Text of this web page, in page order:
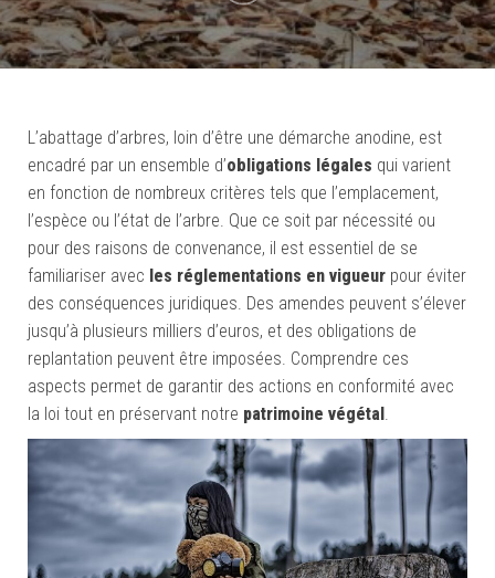
L’abattage d’arbres, loin d’être une démarche anodine, est
encadré par un ensemble d’obligations légales qui varient
en fonction de nombreux critères tels que l’emplacement,
l’espèce ou l’état de l’arbre. Que ce soit par nécessité ou
pour des raisons de convenance, il est essentiel de se
familiariser avec les réglementations en vigueur pour éviter
des conséquences juridiques. Des amendes peuvent s’élever
jusqu’à plusieurs milliers d’euros, et des obligations de
replantation peuvent être imposées. Comprendre ces
aspects permet de garantir des actions en conformité avec
la loi tout en préservant notre patrimoine végétal.